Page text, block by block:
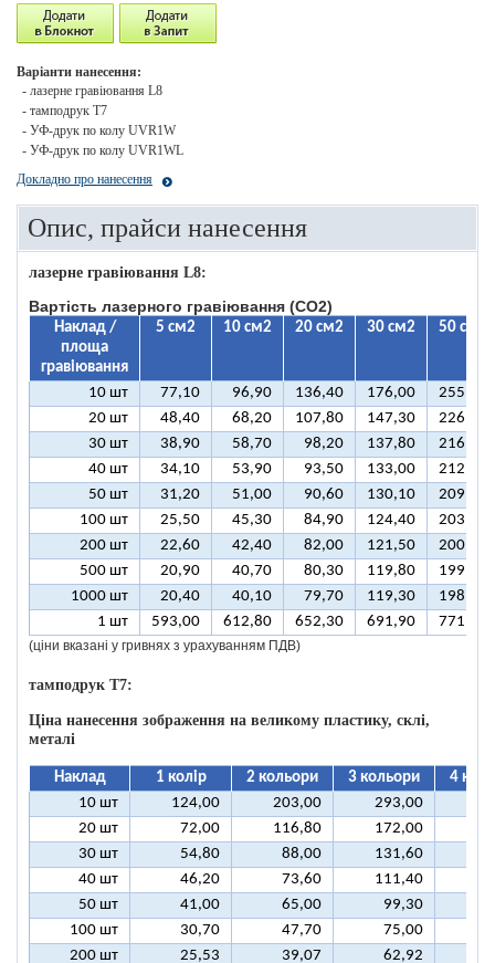
Варіанти нанесення:
- лазерне гравіювання L8
- тамподрук T7
- УФ-друк по колу UVR1W
- УФ-друк по колу UVR1WL
Докладно про нанесення
Опис, прайси нанесення
лазерне гравіювання L8:
Вартість лазерного гравіювання (CO2)
Наклад /
площа
гравіювання
5 см2 10 см2 20 см2 30 см2 50 см2
10 шт 77,10 96,90 136,40 176,00
255,10
20 шт
48,40 68,20 107,80 147,30
226,50
30 шт
38,90 58,70 98,20 137,80
216,90
40 шт
34,10 53,90 93,50 133,00
212,10
50 шт
31,20 51,00 90,60 130,10
209,30
100 шт
25,50 45,30 84,90 124,40
203,50
200 шт
22,60 42,40 82,00 121,50
200,70
500 шт
20,90 40,70 80,30 119,80
199,00
1000 шт
20,40 40,10 79,70 119,30
198,40
1 шт
593,00 612,80 652,30 691,90 771,00
(ціни вказані у гривнях з урахуванням ПДВ)
тамподрук T7:
Ціна нанесення зображення на великому пластику, склі,
металі
Наклад 1 колір 2 кольори 3 кольори
4
10 шт
124,00 203,00 293,00
20 шт
72,00 116,80 172,00
30 шт
54,80 88,00 131,60
40 шт
46,20 73,60 111,40
50 шт
41,00 65,00 99,30
100 шт
30,70 47,70 75,00
200 шт
25,53 39,07 62,92